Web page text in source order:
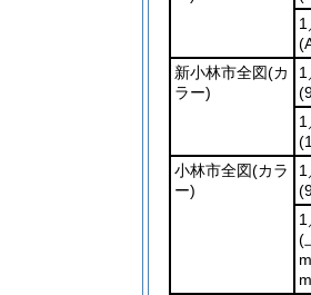
新小林市全図(カ
ラー)
小林市全図(カラ
ー)
(